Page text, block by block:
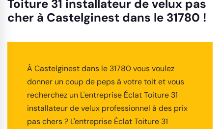
Toiture 31 installateur de velux pas
cher à Castelginest dans le 31780 !
À Castelginest dans le 31780 vous voulez
donner un coup de peps à votre toit et vous
recherchez un L'entreprise Éclat Toiture 31
installateur de velux professionnel à des prix
pas chers ? L'entreprise Éclat Toiture 31